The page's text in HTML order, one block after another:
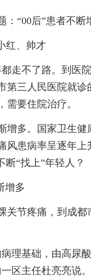
：“00后”患者不断
红、帅才
走不了路。到医
第三人民医院就
需要住院治疗。
增多。国家卫生
风患病率呈逐年
断“找上”年轻人？
增多
节疼痛，到成都
基础，由高尿
区主任杜亮亮说。